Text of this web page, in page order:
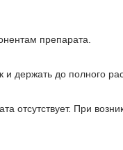
препарата.
до полного
отсутствует. При